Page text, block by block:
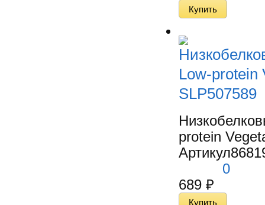
Low-protein
SLP507589
protein
Артикул
0
689 ₽